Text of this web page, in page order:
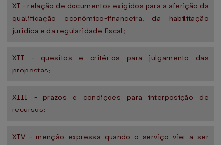
XI - relação de documentos exigidos para a aferição da
qualificação econômico-financeira, da habilitação
jurídica e da regularidade fiscal;
XII - quesitos e critérios para julgamento das
propostas;
XIII - prazos e condições para interposição de
recursos;
XIV - menção expressa quando o serviço vier a ser